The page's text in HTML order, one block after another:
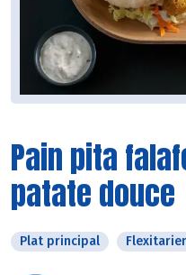
Pain pita
patate douce
Plat principal